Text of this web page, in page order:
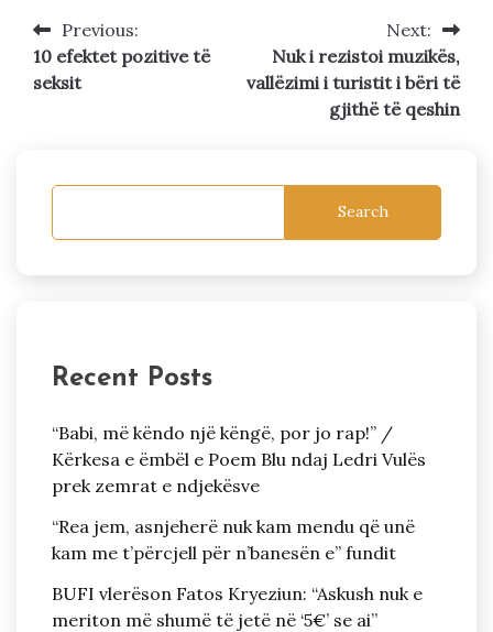
Post
navigation
Previous:
10 efektet pozitive të
seksit
Next:
Nuk i rezistoi muzikës,
vallëzimi i turistit i bëri të
gjithë të qeshin
Search
Recent Posts
“Babi, më këndo një këngë, por jo rap!” /
Kërkesa e ëmbël e Poem Blu ndaj Ledri Vulës
prek zemrat e ndjekësve
“Rea jem, asnjeherë nuk kam mendu që unë
kam me t’përcjell për n’banesën e” fundit
BUFI vlerëson Fatos Kryeziun: “Askush nuk e
meriton më shumë të jetë në ‘5€’ se ai”